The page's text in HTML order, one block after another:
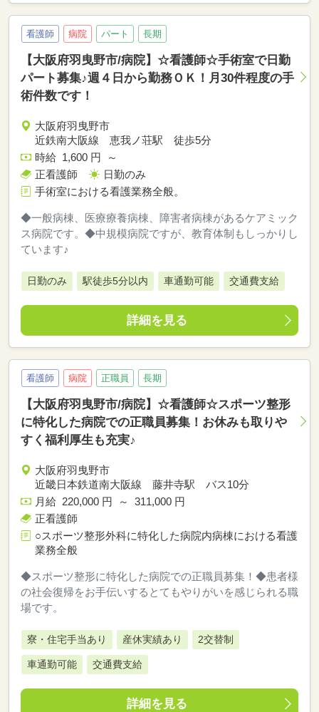
看護師 病院 パート 長期
【大阪府羽曳野市/病院】☆看護師☆手術室で日勤
パート募集♪週４日から勤務ＯＫ！月30件程度の手
術件数です！
大阪府羽曳野市
近鉄南大阪線 恵我ノ荘駅 徒歩5分
時給 1,600 円 ～
正看護師
日勤のみ
手術室における看護業務全般。
◆一般病棟、医療療養病棟、障害者病棟があるケアミック
ス病院です。◆中規模病院ですが、教育体制もしっかりし
ています♪
日勤のみ 駅徒歩5分以内 車通勤可能 交通費支給
詳細を見る
看護師 病院 正職員 長期
【大阪府羽曳野市/病院】☆看護師☆スポーツ整形
に特化した病院での正職員募集！お休みも取りや
すく福利厚生も充実♪
大阪府羽曳野市
近畿日本鉄道南大阪線 藤井寺駅 バス10分
月給 220,000 円 ～ 311,000 円
正看護師
○スポーツ整形外科に特化した病院内病棟における看護
業務全般
◆スポーツ整形に特化した病院での正職員募集！◆患者様
の社会復帰をお手伝いするとてもやりがいを感じられる職
場です。
寮・住宅手当あり 産休実績あり 2交替制
車通勤可能 交通費支給
詳細を見る